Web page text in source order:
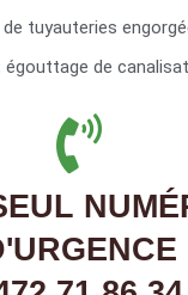
tuyauteries
de